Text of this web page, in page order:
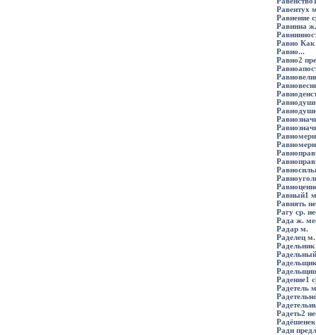
Равентух
Равнение
Равнина ж.
Равно Как
Равно...
Равно2
Равный1
Равнять
Рагу ср.
Рада ж.
Радар м.
Раделец м.
Радение1
Радетель
Радеть2
Радёшенек
Ради